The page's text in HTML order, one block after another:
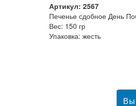
Артикул: 2567
Печенье сдобное День
Вес: 150 гр
Упаковка: жесть